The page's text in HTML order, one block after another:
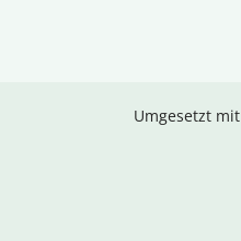
Umgesetzt mit